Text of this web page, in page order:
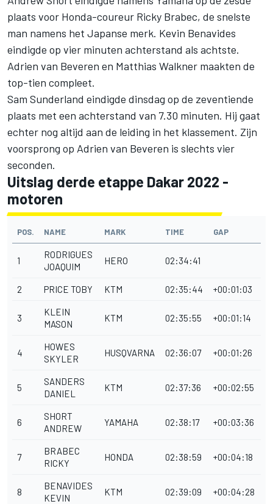
plaats voor Honda-coureur Ricky Brabec, de snelste
man namens het Japanse merk. Kevin Benavides
eindigde op vier minuten achterstand als achtste.
Adrien van Beveren en Matthias Walkner maakten de
top-tien compleet.
Sam Sunderland eindigde dinsdag op de zeventiende
plaats met een achterstand van 7.30 minuten. Hij gaat
echter nog altijd aan de leiding in het klassement. Zijn
voorsprong op Adrien van Beveren is slechts vier
seconden.
Uitslag derde etappe Dakar 2022 -
motoren
POS. NAME MARK TIME GAP
1
RODRIGUES
JOAQUIM
HERO 02:34:41
2 PRICE TOBY KTM 02:35:44 +00:01:03
3
KLEIN
MASON
KTM 02:35:55 +00:01:14
4
HOWES
SKYLER
HUSQVARNA 02:36:07 +00:01:26
5
SANDERS
DANIEL
KTM 02:37:36 +00:02:55
6
SHORT
ANDREW
YAMAHA 02:38:17 +00:03:36
7
BRABEC
RICKY
HONDA 02:38:59 +00:04:18
8
BENAVIDES
KEVIN
KTM 02:39:09 +00:04:28